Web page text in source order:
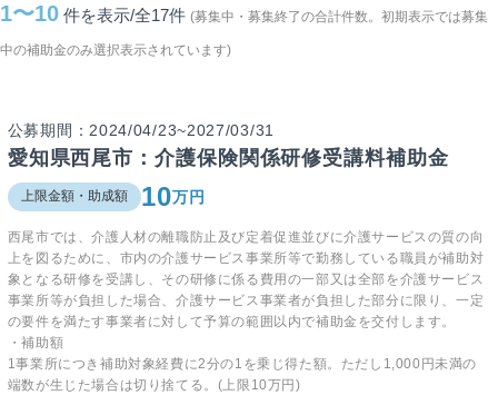
1〜10 件を表示/全17件 (募集中・募集終了の合計件数。初期表示では募集
中の補助金のみ選択表示されています)
公募期間：2024/04/23~2027/03/31
愛知県西尾市：介護保険関係研修受講料補助金
上限金額・助成額 10万円
西尾市では、介護人材の離職防止及び定着促進並びに介護サービスの質の向
上を図るために、市内の介護サービス事業所等で勤務している職員が補助対
象となる研修を受講し、その研修に係る費用の一部又は全部を介護サービス
事業所等が負担した場合、介護サービス事業者が負担した部分に限り、一定
の要件を満たす事業者に対して予算の範囲以内で補助金を交付します。
・補助額
1事業所につき補助対象経費に2分の1を乗じ得た額。ただし1,000円未満の
端数が生じた場合は切り捨てる。(上限10万円)